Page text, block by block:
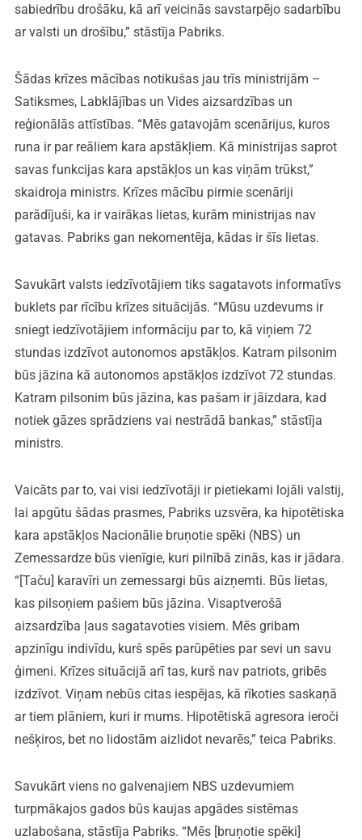
sabiedrību drošāku, kā arī veicinās savstarpējo sadarbību
ar valsti un drošību,” stāstīja Pabriks.
Šādas krīzes mācības notikušas jau trīs ministrijām –
Satiksmes, Labklājības un Vides aizsardzības un
reģionālās attīstības. “Mēs gatavojām scenārijus, kuros
runa ir par reāliem kara apstākļiem. Kā ministrijas saprot
savas funkcijas kara apstākļos un kas viņām trūkst,”
skaidroja ministrs. Krīzes mācību pirmie scenāriji
parādījuši, ka ir vairākas lietas, kurām ministrijas nav
gatavas. Pabriks gan nekomentēja, kādas ir šīs lietas.
Savukārt valsts iedzīvotājiem tiks sagatavots informatīvs
buklets par rīcību krīzes situācijās. “Mūsu uzdevums ir
sniegt iedzīvotājiem informāciju par to, kā viņiem 72
stundas izdzīvot autonomos apstākļos. Katram pilsonim
būs jāzina kā autonomos apstākļos izdzīvot 72 stundas.
Katram pilsonim būs jāzina, kas pašam ir jāizdara, kad
notiek gāzes sprādziens vai nestrādā bankas,” stāstīja
ministrs.
Vaicāts par to, vai visi iedzīvotāji ir pietiekami lojāli valstij,
lai apgūtu šādas prasmes, Pabriks uzsvēra, ka hipotētiska
kara apstākļos Nacionālie bruņotie spēki (NBS) un
Zemessardze būs vienīgie, kuri pilnībā zinās, kas ir jādara.
“[Taču] karavīri un zemessargi būs aizņemti. Būs lietas,
kas pilsoņiem pašiem būs jāzina. Visaptverošā
aizsardzība ļaus sagatavoties visiem. Mēs gribam
apzinīgu indivīdu, kurš spēs parūpēties par sevi un savu
ģimeni. Krīzes situācijā arī tas, kurš nav patriots, gribēs
izdzīvot. Viņam nebūs citas iespējas, kā rīkoties saskaņā
ar tiem plāniem, kuri ir mums. Hipotētiskā agresora ieroči
nešķiros, bet no lidostām aizlidot nevarēs,” teica Pabriks.
Savukārt viens no galvenajiem NBS uzdevumiem
turpmākajos gados būs kaujas apgādes sistēmas
uzlabošana, stāstīja Pabriks. “Mēs [bruņotie spēki]